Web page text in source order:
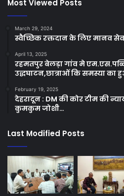
Most Viewed Posts
March 29, 2024
स्वैच्छिक रक्तदान के लिए मानव
April 13, 2025
रहमतपुर बेलड़ा गांव मे
उद्धघाटन,छात्राओं कि समस्या का
February 19, 2025
देहरादून : DM की कोर टीम की
कुमकुम जोशी…
Last Modified Posts